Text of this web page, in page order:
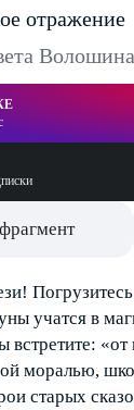
отражение
Волошина
учатся в
«от
моралью,
старых